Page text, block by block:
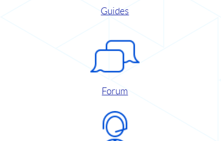
Guides
Forum